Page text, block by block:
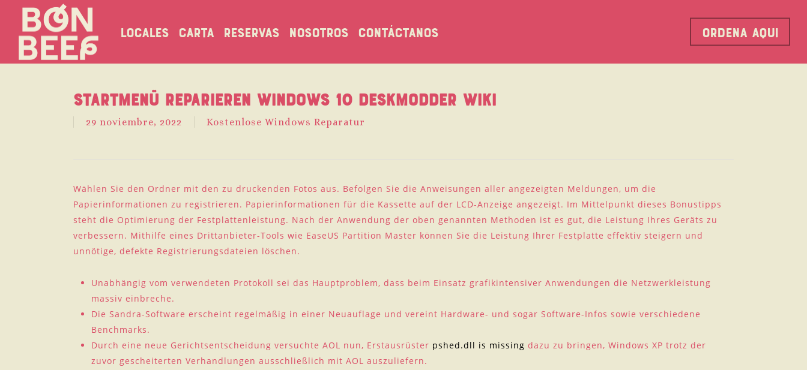
main
content
Locales Carta Reservas Nosotros Contáctanos Ordena Aqui
Startmenü reparieren Windows 10 Deskmodder Wiki
29 noviembre, 2022 Kostenlose Windows Reparatur
Wählen Sie den Ordner mit den zu druckenden Fotos aus. Befolgen Sie die Anweisungen aller angezeigten Meldungen, um die
Papierinformationen zu registrieren. Papierinformationen für die Kassette auf der LCD-Anzeige angezeigt. Im Mittelpunkt dieses Bonustipps
steht die Optimierung der Festplattenleistung. Nach der Anwendung der oben genannten Methoden ist es gut, die Leistung Ihres Geräts zu
verbessern. Mithilfe eines Drittanbieter-Tools wie EaseUS Partition Master können Sie die Leistung Ihrer Festplatte effektiv steigern und
unnötige, defekte Registrierungsdateien löschen.
Unabhängig vom verwendeten Protokoll sei das Hauptproblem, dass beim Einsatz grafikintensiver Anwendungen die Netzwerkleistung
massiv einbreche.
Die Sandra-Software erscheint regelmäßig in einer Neuauflage und vereint Hardware- und sogar Software-Infos sowie verschiedene
Benchmarks.
Durch eine neue Gerichtsentscheidung versuchte AOL nun, Erstausrüster pshed.dll is missing dazu zu bringen, Windows XP trotz der
zuvor gescheiterten Verhandlungen ausschließlich mit AOL auszuliefern.